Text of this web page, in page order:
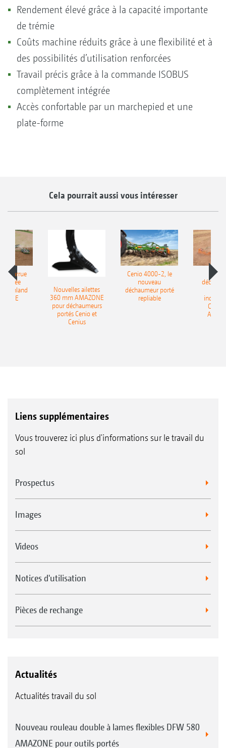
Rendement élevé grâce à la capacité importante
de trémie
Coûts machine réduits grâce à une flexibilité et à
des possibilités d’utilisation renforcées
Travail précis grâce à la commande ISOBUS
complètement intégrée
Accès confortable par un marchepied et une
plate-forme
Cela pourrait aussi vous intéresser
charrue
portée
Onland
Nouvelles ailettes
360 mm AMAZONE
pour déchaumeurs
portés Cenio et
Cenius
Cenio 4000-2, le
nouveau
déchaumeur porté
repliable
Liens supplémentaires
Vous trouverez ici plus d'informations sur le travail du
sol
Prospectus
Images
Videos
Notices d'utilisation
Pièces de rechange
Actualités
Actualités travail du sol
Nouveau rouleau double à lames flexibles DFW 580
AMAZONE pour outils portés